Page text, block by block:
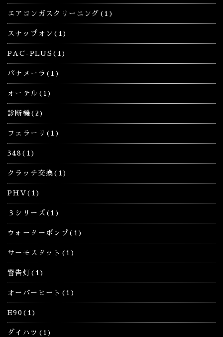
エアコンガスクリーニング(1)
スナップオン(1)
PAC-PLUS(1)
パナメーラ(1)
オーテル(1)
診断機(2)
フェラーリ(1)
348(1)
クラッチ交換(1)
PHV(1)
３シリーズ(1)
ウォーターポンプ(1)
サーモスタット(1)
警告灯(1)
オーバーヒート(1)
E90(1)
ダイハツ(1)